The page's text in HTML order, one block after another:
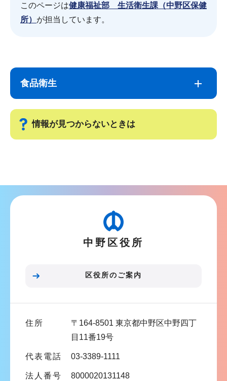
このページは健康福祉部 生活衛生課（中野区保健
所） が担当しています。
こ
で
食品衛生
情報が見つからないときは
ナ
ビ
中野区役所
区役所のご案内
住所
〒164-8501 東京都中野区中野四丁
目11番19号
代表電話 03-3389-1111
法人番号 8000020131148